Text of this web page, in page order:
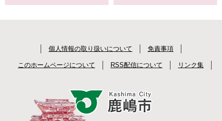
個人情報の取り扱いについて 免責事項
このホームページについて RSS配信について リンク集